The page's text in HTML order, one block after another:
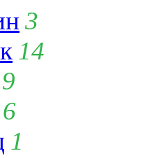
3
14
9
6
1